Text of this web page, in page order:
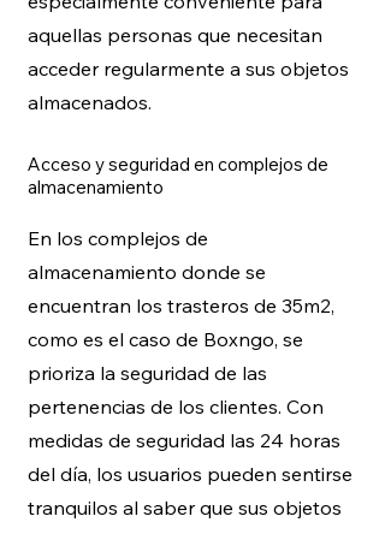
aquellas personas que necesitan
acceder regularmente a sus objetos
almacenados.
Acceso y seguridad en complejos de
almacenamiento
En los complejos de
almacenamiento donde se
encuentran los trasteros de 35m2,
como es el caso de Boxngo, se
prioriza la seguridad de las
pertenencias de los clientes. Con
medidas de seguridad las 24 horas
del día, los usuarios pueden sentirse
tranquilos al saber que sus objetos